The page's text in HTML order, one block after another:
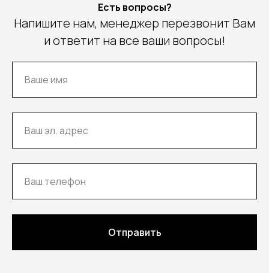
Есть вопросы?
Напишите нам, менеджер перезвонит Вам
и ответит на все ваши вопросы!
Отправить